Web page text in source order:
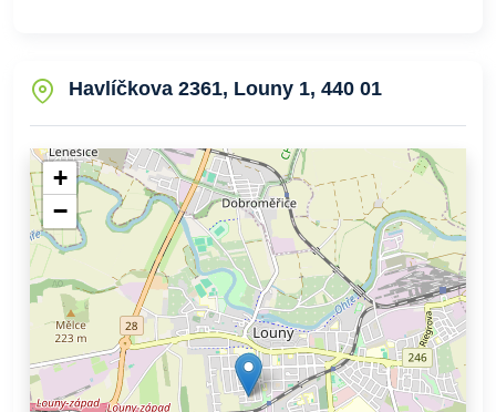
Havlíčkova 2361, Louny 1, 440 01
+
−